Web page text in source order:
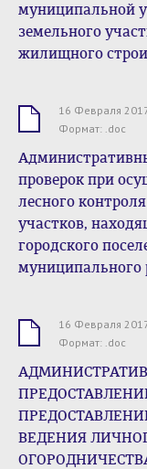
муниципальной
земельного
жилищного
16 Февраля
Формат: .doc
проверок при
лесного
участков,
городского
муниципального
16 Февраля
Формат: .doc
ВЕДЕНИЯ